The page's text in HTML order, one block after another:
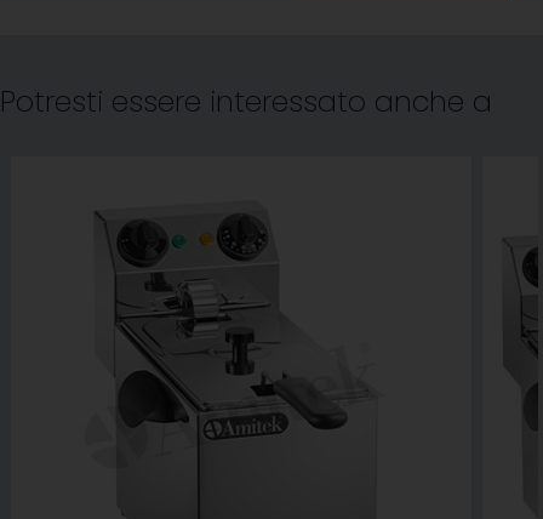
Potresti essere interessato anche a